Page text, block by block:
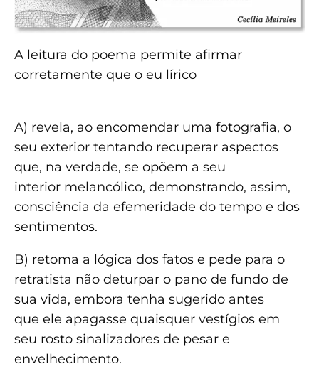
A leitura do poema permite afirmar
corretamente que o eu lírico
A) revela, ao encomendar uma fotografia, o
seu exterior tentando recuperar aspectos
que, na verdade, se opõem a seu
interior melancólico, demonstrando, assim,
consciência da efemeridade do tempo e dos
sentimentos.
B) retoma a lógica dos fatos e pede para o
retratista não deturpar o pano de fundo de
sua vida, embora tenha sugerido antes
que ele apagasse quaisquer vestígios em
seu rosto sinalizadores de pesar e
envelhecimento.